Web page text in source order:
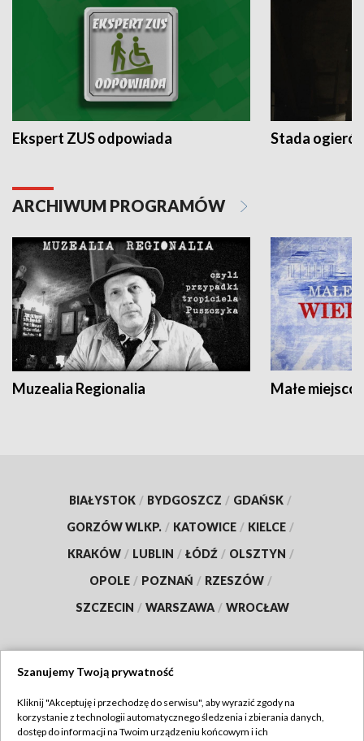
Ekspert ZUS odpowiada Stada
ARCHIWUM PROGRAMÓW
Muzealia Regionalia Małe
BIAŁYSTOK / BYDGOSZCZ / GDAŃSK /
GORZÓW WLKP. / KATOWICE / KIELCE /
KRAKÓW / LUBLIN / ŁÓDŹ / OLSZTYN /
OPOLE / POZNAŃ / RZESZÓW /
SZCZECIN / WARSZAWA / WROCŁAW
TVP
Szanujemy Twoją prywatność
Kliknij "Akceptuję i przechodzę do serwisu", aby wyrazić zgody na
korzystanie z technologii automatycznego śledzenia i zbierania danych,
dostęp do informacji na Twoim urządzeniu końcowym i ich